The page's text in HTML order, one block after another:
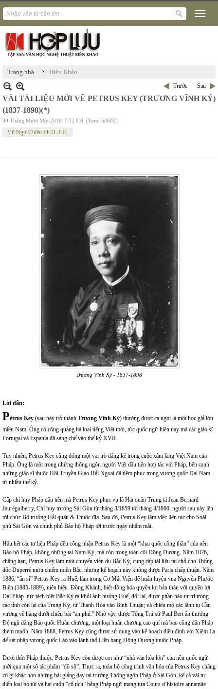
Trang nhà › Biên Khảo
Trước Sau
VÀI TÀI LIỆU MỚI VỀ PETRUS KEY (TRƯƠNG VĨNH KÝ)
(1837-1898)(*)
30 Tháng Mười Một 2018 7:32 CH (Xem: 54602)
Vũ Ngự Chiêu Ph.D. J.D.
Trương Vĩnh Ký - 1837-1898
Lời dẫn:
Pétrus Key (sau này trở thành Trương Vĩnh Ký) thường được ca ngợi là một học giả lớn
miền Nam. Ông có công quảng bá loại tiếng Việt mới, tức quốc ngữ hiện nay mà các giáo sĩ
Portugal và Espania đã sáng chế vào thế kỷ XVII.
Tuy nhiên, Petrus Key cũng đóng một vai trò đáng kể trong cuộc xâm lăng Việt Nam của
Pháp. Ông là một trong những thông ngôn người Việt đầu tiên hợp tác với Pháp, bên cạnh
những giáo sĩ thuộc Hội Truyền Giáo Hải Ngoại đã tiềm phục trong vương quốc Đại Nam
từ nhiều thế kỷ.
Cấp chỉ huy Pháp đầu tiên mà Petrus Key phục vụ là Hải quân Trung tá Jean Bernard
Jauréguiberry, Chỉ huy trưởng Sài Gòn từ tháng 3/1859 tới tháng 4/1860, người sau này lên
tới chức Bộ trưởng Hải quân & Thuộc địa. Sau đó, Petrus Key làm việc liên tục cho Soái
phủ Sài Gòn và chính phủ Bảo hộ Pháp tới trước ngày nhắm mắt.
Hầu hết các tư liệu Pháp đều công nhận Petrus Key là một “khai quốc công thần” của nền
Bảo hộ Pháp, không những tại Nam Kỳ, mà còn trong toàn cõi Đông Dương. Năm 1876,
chẳng hạn, Petrus Key làm một chuyến viễn du Bắc Kỳ, cung cấp tài liệu tại chỗ cho Thống
đốc Duperré mưu chiếm miền Bắc, nhưng kế hoạch này không được Paris chấp thuận. Năm
1886, “ẩn sĩ” Petrus Key ra Huế, làm trong Cơ Mật Viện để huấn luyện vua Nguyễn Phước
Biện (1885-1889), niên hiệu Đồng Khánh, biết đồng hóa quyền lợi bản thân với quyền lợi
Đại Pháp–tức tách biệt Bắc Kỳ ra khỏi ảnh hưởng Huế, đổi lại, được phần nào tự trị trong
các tỉnh còn lại của Trung Kỳ, từ Thanh Hóa vào Bình Thuận; và chiêu mộ các lãnh tụ Cần
vương về hàng dưới chiêu bài “an phủ.” Nhờ vậy, được Tổng Trú sứ Paul Bert ân thưởng
Đệ ngũ đẳng Bảo quốc Huân chương, một loại huân chương cao quí mà bao công dân Pháp
thèm muốn. Năm 1888, Petrus Key cũng được sử dụng vào kế hoạch điều đình với Xiêm La
để sát nhập vương quốc Lào vào lãnh thổ Liên bang Đông Dương thuộc Pháp.
Dưới thời Pháp thuộc, Petrus Key còn được coi như “nhà văn hóa lớn” của nền quốc ngữ
mới qua một số tác phẩm “đồ sộ”. Thực ra, toàn bộ công trình văn hóa của Petrus Key chẳng
có gì khác hơn những bài giảng dạy tại trường Thông ngôn Pháp ở Sài Gòn, kể cả vài tự
điển loại bỏ túi và hai cuốn “cổ tích” bằng Pháp ngữ mang tựa Cours d’histoire annamite